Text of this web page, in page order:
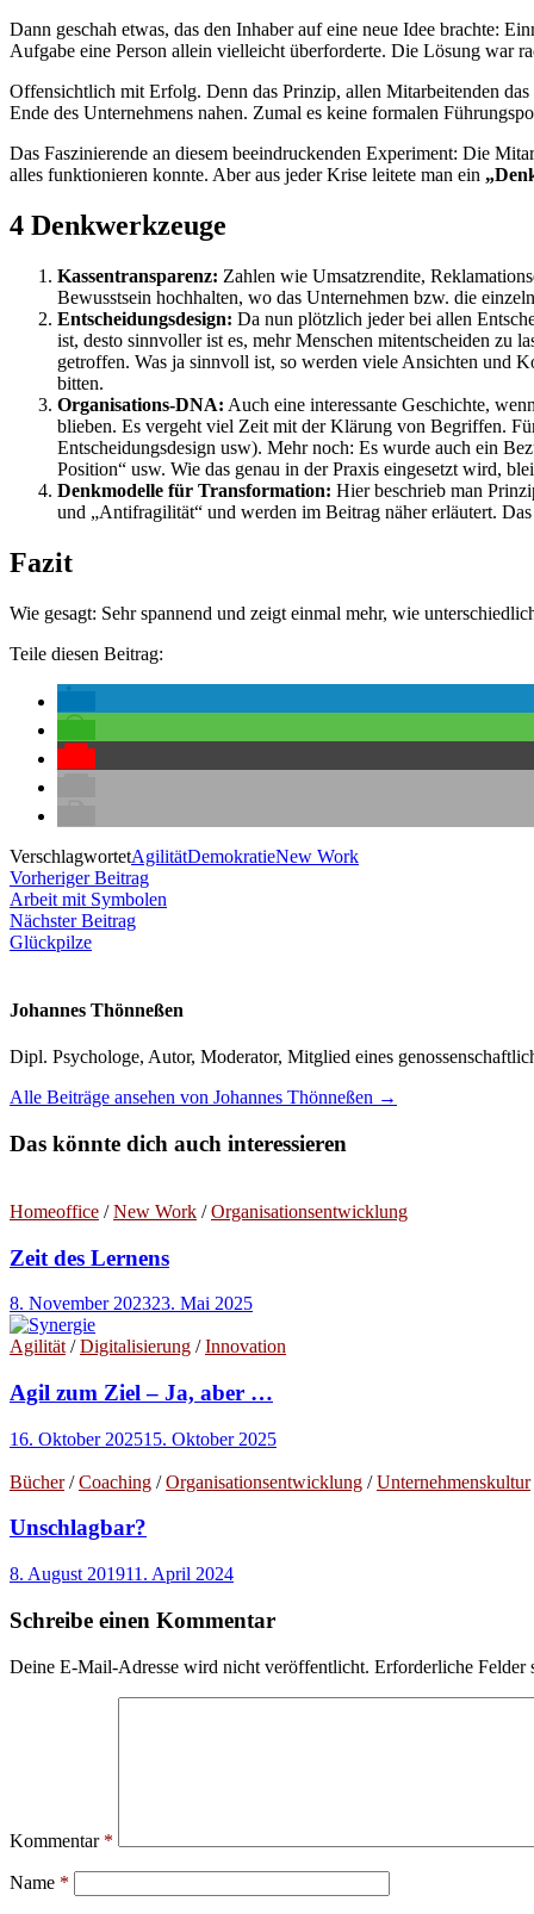
Dann geschah etwas, das den Inhaber auf eine neue Idee brachte:
Aufgabe eine Person allein vielleicht überforderte. Die Lösung war
Offensichtlich mit Erfolg. Denn das Prinzip, allen Mitarbeitenden das
Ende des Unternehmens nahen. Zumal es keine formalen
Das Faszinierende an diesem beeindruckenden Experiment: Die
alles funktionieren konnte. Aber aus jeder Krise leitete man ein
4 Denkwerkzeuge
Kassentransparenz: Zahlen wie Umsatzrendite,
Bewusstsein hochhalten, wo das Unternehmen bzw. die
Entscheidungsdesign: Da nun plötzlich jeder bei allen
ist, desto sinnvoller ist es, mehr Menschen mitentscheiden zu
getroffen. Was ja sinnvoll ist, so werden viele Ansichten und
bitten.
Organisations-DNA: Auch eine interessante Geschichte,
blieben. Es vergeht viel Zeit mit der Klärung von Begriffen.
Entscheidungsdesign usw). Mehr noch: Es wurde auch ein
Position“ usw. Wie das genau in der Praxis eingesetzt wird,
Denkmodelle für Transformation: Hier beschrieb man
und „Antifragilität“ und werden im Beitrag näher erläutert.
Fazit
Wie gesagt: Sehr spannend und zeigt einmal mehr, wie
Teile diesen Beitrag:
VerschlagwortetAgilitätDemokratieNew Work
Beitragsnavigation
Vorheriger BeitragVorheriger
Beitrag:
Arbeit mit Symbolen
Nächster BeitragNächster
Glückpilze
Johannes Thönneßen
Dipl. Psychologe, Autor, Moderator, Mitglied eines
Alle Beiträge ansehen von Johannes Thönneßen →
Das könnte dich auch interessieren
Homeoffice /New Work /Organisationsentwicklung
Zeit des Lernens
8. November 202323. Mai 2025
Agilität /Digitalisierung /Innovation
Agil zum Ziel – Ja, aber …
16. Oktober 202515. Oktober 2025
Bücher/Coaching /Organisationsentwicklung /Unternehmenskultur
Unschlagbar?
8. August 201911. April 2024
Schreibe einen Kommentar
Deine E-Mail-Adresse wird nicht veröffentlicht. Erforderliche Felder
Kommentar *
Name *